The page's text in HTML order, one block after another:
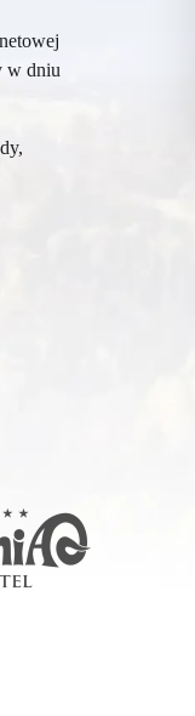
w dniu